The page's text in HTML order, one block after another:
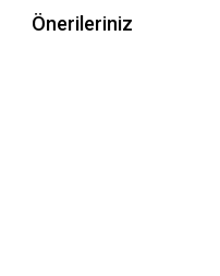
Önerileriniz